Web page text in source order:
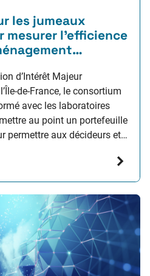
les jumeaux
mesurer l’efficience
d’Intérêt Majeur
de-France, le consortium
avec les laboratoires
mettre au point un portefeuille
permettre aux décideurs et
du territoire